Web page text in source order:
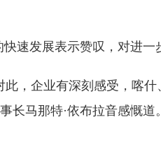
速发展表示赞叹，对进一
，企业有深刻感受，喀
长马那特·依布拉音感慨道。